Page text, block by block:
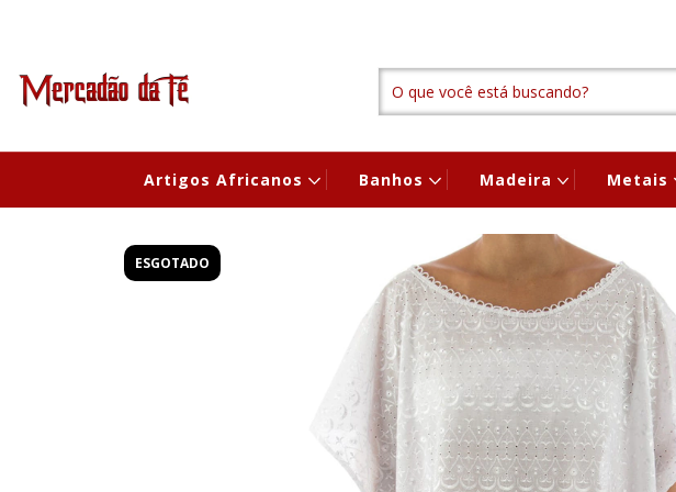
Artigos Africanos Banhos Madeira Metais
ESGOTADO